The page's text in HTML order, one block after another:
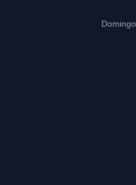
Domingo